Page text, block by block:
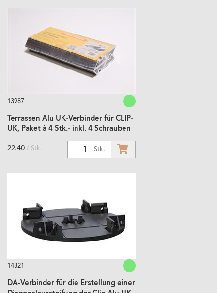
13987
Terrassen Alu UK-Verbinder für CLIP-
UK, Paket à 4 Stk.- inkl. 4 Schrauben
Stk.
22.40 / Stk.
14321
DA-Verbinder für die Erstellung einer